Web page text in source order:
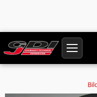
Startseite
Produkte
Diamantbohrkrone Ø364 mm HQ
Nutzlänge 300 mm mit 6